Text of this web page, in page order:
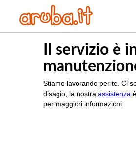
Il servizio è
Stiamo lavorando per te. Ci
disagio, la nostra assistenza
per maggiori informazioni